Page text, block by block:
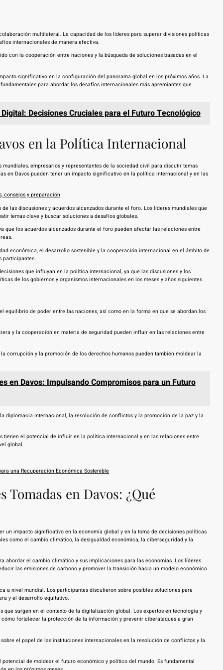
multilateral. La capacidad de los líderes para superar divisiones políticas
internacionales de manera efectiva.
con la cooperación entre naciones y la búsqueda de soluciones basadas en el
significativo en la configuración del panorama global en los próximos años. La
para abordar los desafíos internacionales más apremiantes que
Decisiones Cruciales para el Futuro Tecnológico
en la Política Internacional
empresarios y representantes de la sociedad civil para discutir temas
en Davos pueden tener un impacto significativo en la política internacional y en las
consejos y preparación
las discusiones y acuerdos alcanzados durante el foro. Los líderes mundiales que
temas clave y buscar soluciones a desafíos globales.
que los acuerdos alcanzados durante el foro pueden afectar las relaciones entre
económica, el desarrollo sostenible y la cooperación internacional en el ámbito de
participantes.
que influyan en la política internacional, ya que las discusiones y los
de los gobiernos y organismos internacionales en los meses y años siguientes.
equilibrio de poder entre las naciones, así como en la forma en que se abordan los
y la cooperación en materia de seguridad pueden influir en las relaciones entre
corrupción y la promoción de los derechos humanos pueden también moldear la
en Davos: Impulsando Compromisos para un Futuro
diplomacia internacional, la resolución de conflictos y la promoción de la paz y la
tienen el potencial de influir en la política internacional y en las relaciones entre
global.
una Recuperación Económica Sostenible
Tomadas en Davos: ¿Qué
un impacto significativo en la economía global y en la toma de decisiones políticas
como el cambio climático, la desigualdad económica, la ciberseguridad y la
abordar el cambio climático y sus implicaciones para las economías. Los líderes
las emisiones de carbono y promover la transición hacia un modelo económico
a nivel mundial. Los participantes discutieron sobre posibles soluciones para
y el desarrollo equitativo.
surgen en el contexto de la digitalización global. Los expertos en tecnología y
fortalecer la protección de la información y prevenir ciberataques a gran
el papel de las instituciones internacionales en la resolución de conflictos y la
de moldear el futuro económico y político del mundo. Es fundamental